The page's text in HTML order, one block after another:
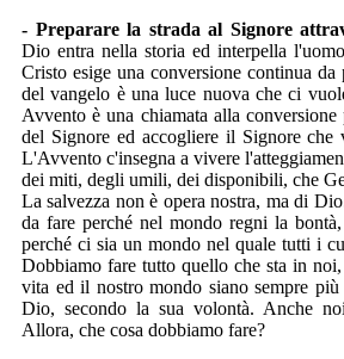
- Preparare la strada al Signore
Dio entra nella storia ed interpella
Cristo esige una conversione continua da
del vangelo è una luce nuova che ci
Avvento è una chiamata alla conversione
del Signore ed accogliere il Signore che
L'Avvento c'insegna a vivere
dei miti, degli umili, dei disponibili, che
La salvezza non è opera nostra, ma di
da fare perché nel mondo regni la
perché ci sia un mondo nel quale tutti i
Dobbiamo fare tutto quello che sta in
vita ed il nostro mondo siano sempre
Dio, secondo la sua volontà. Anche
Allora, che cosa dobbiamo fare?